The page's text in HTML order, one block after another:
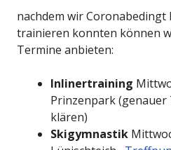
nachdem wir Coronabedingt
trainieren konnten können
Termine anbieten:
Inlinertraining
Prinzenpark
klären)
Skigymnastik